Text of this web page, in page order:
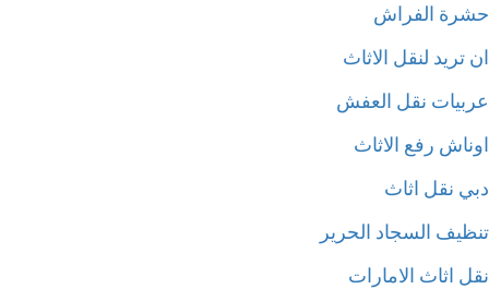
الفراش
تريد لنقل الاثاث
نقل العفش
رفع الاثاث
نقل اثاث
السجاد الحرير
اثاث الامارات